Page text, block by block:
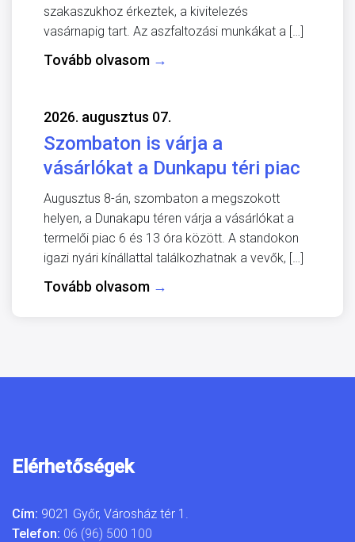
szakaszukhoz érkeztek, a kivitelezés
vasárnapig tart. Az aszfaltozási munkákat a […]
Tovább olvasom →
2026. augusztus 07.
Szombaton is várja a
vásárlókat a Dunkapu téri piac
Augusztus 8-án, szombaton a megszokott
helyen, a Dunakapu téren várja a vásárlókat a
termelői piac 6 és 13 óra között. A standokon
igazi nyári kínállattal találkozhatnak a vevők, […]
Tovább olvasom →
Elérhetőségek
Cím: 9021 Győr, Városház tér 1.
Telefon: 06 (96) 500 100